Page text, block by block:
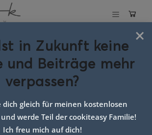
Dreierlei
×
in Zukunft keine
und Beiträge mehr
verpassen?
dich gleich für meinen kostenlosen
werde Teil der cookiteasy Familie!
Ich freu mich auf dich!